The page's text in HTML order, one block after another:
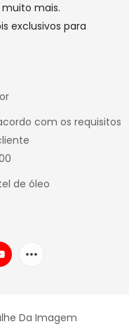
mais.
exclusivos para
com os requisitos
de óleo
Da Imagem